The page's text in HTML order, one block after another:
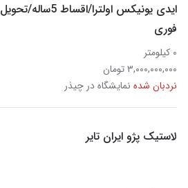
ایدی یونیکس اولترا/اقساط 5ساله/تحویل
فوری
۰ کیلومتر
۳,۰۰۰,۰۰۰,۰۰۰ تومان
نردبان شده نمایشگاه در چیذر
لاستیک پژو ایران تایر